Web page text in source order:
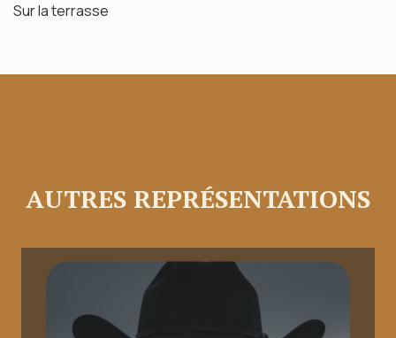
Sur la terrasse
AUTRES REPRÉSENTATIONS